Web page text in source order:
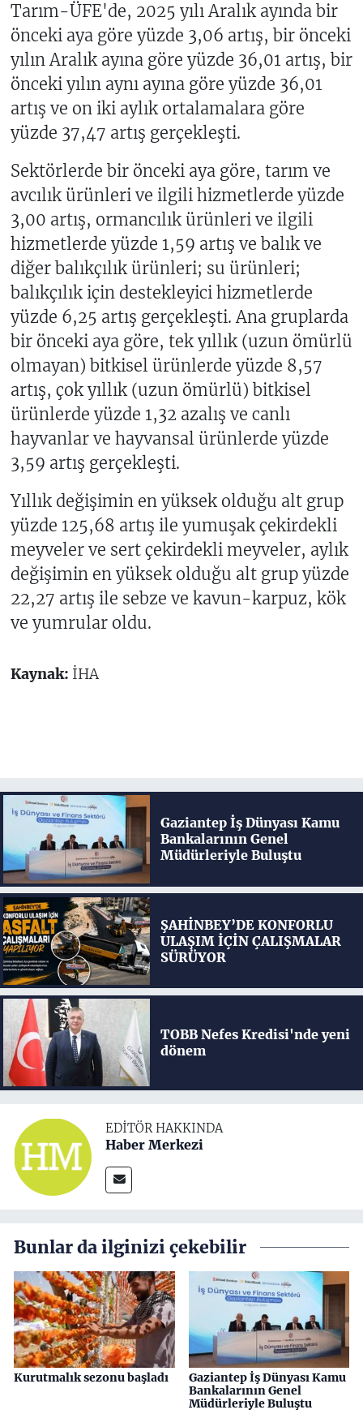
Tarım-ÜFE'de, 2025 yılı Aralık ayında bir
önceki aya göre yüzde 3,06 artış, bir önceki
yılın Aralık ayına göre yüzde 36,01 artış, bir
önceki yılın aynı ayına göre yüzde 36,01
artış ve on iki aylık ortalamalara göre
yüzde 37,47 artış gerçekleşti.
Sektörlerde bir önceki aya göre, tarım ve
avcılık ürünleri ve ilgili hizmetlerde yüzde
3,00 artış, ormancılık ürünleri ve ilgili
hizmetlerde yüzde 1,59 artış ve balık ve
diğer balıkçılık ürünleri; su ürünleri;
balıkçılık için destekleyici hizmetlerde
yüzde 6,25 artış gerçekleşti. Ana gruplarda
bir önceki aya göre, tek yıllık (uzun ömürlü
olmayan) bitkisel ürünlerde yüzde 8,57
artış, çok yıllık (uzun ömürlü) bitkisel
ürünlerde yüzde 1,32 azalış ve canlı
hayvanlar ve hayvansal ürünlerde yüzde
3,59 artış gerçekleşti.
Yıllık değişimin en yüksek olduğu alt grup
yüzde 125,68 artış ile yumuşak çekirdekli
meyveler ve sert çekirdekli meyveler, aylık
değişimin en yüksek olduğu alt grup yüzde
22,27 artış ile sebze ve kavun-karpuz, kök
ve yumrular oldu.
Kaynak: İHA
Gaziantep İş Dünyası Kamu
Bankalarının Genel
Müdürleriyle Buluştu
ŞAHİNBEY’DE KONFORLU
ULAŞIM İÇİN ÇALIŞMALAR
SÜRÜYOR
TOBB Nefes Kredisi'nde yeni
dönem
EDITÖR HAKKINDA
Haber Merkezi
Bunlar da ilginizi çekebilir
Kurutmalık sezonu başladı
Gaziantep İş Dünyası Kamu
Bankalarının Genel
Müdürleriyle Buluştu